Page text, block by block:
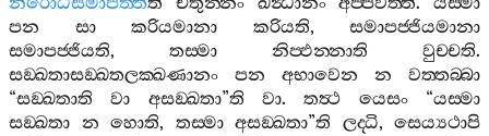
පන
සා කරියමානා කරියති, සමාපජ‍්ජියමානා
සමාපජ‍්ජියති, තස‍්මා නිප‍්ඵන‍්නාති වුච‍්චති.
සඞ‍්ඛතාසඞ‍්ඛතලක‍්ඛණානං
පන අභාවෙන න
වත‍්තබ‍්බා
“සඞ‍්ඛතාති වා අසඞ‍්ඛතා”ති වා.තත්‍ථ යෙසං“යස‍්මා
සඞ‍්ඛතා න හොති, තස‍්මා අසඞ‍්ඛතා”ති ලද‍්ධි, සෙය්‍යථාපි